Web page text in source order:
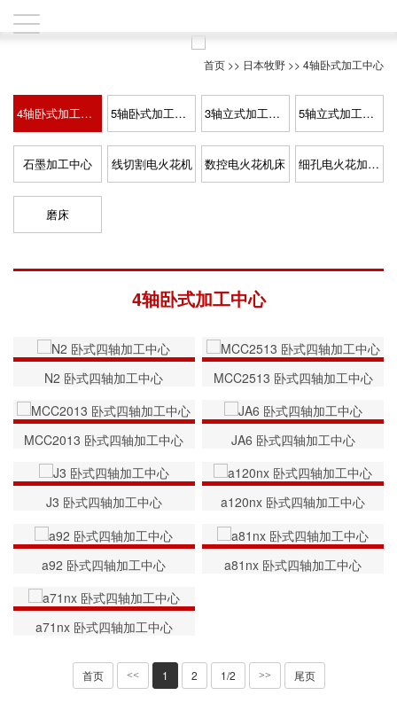
首页 >> 日本牧野 >> 4轴卧式加工中心
4轴卧式加工中心 5轴卧式加工中心 3轴立式加工中心 5轴立式加工中心
石墨加工中心 线切割电火花机 数控电火花机床 细孔电火花加工机床
磨床
4轴卧式加工中心
N2 卧式四轴加工中心 MCC2513 卧式四轴加工中心
MCC2013 卧式四轴加工中心 JA6 卧式四轴加工中心
J3 卧式四轴加工中心 a120nx 卧式四轴加工中心
a92 卧式四轴加工中心 a81nx 卧式四轴加工中心
a71nx 卧式四轴加工中心
首页 << 1 2 1/2 >> 尾页